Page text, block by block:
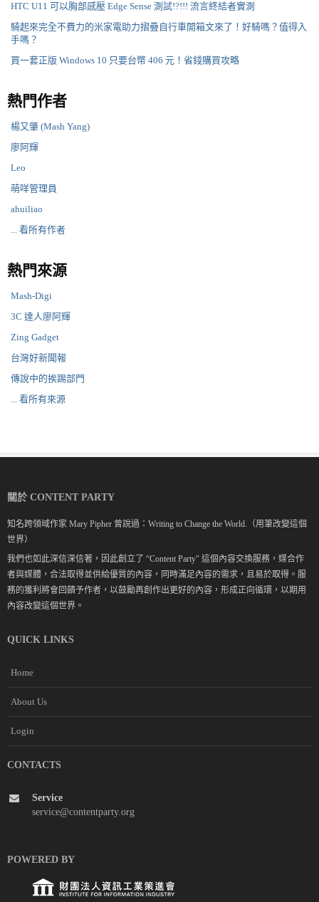
HTC U11 可以胸部感壓 Edge Sense 測試!?!!! 流言終結者實測
騎起來完全不費力的米家電助力摺疊自行車開箱文來了！好騎嗎？值得入
手嗎？
買一套正版 Windows 10 只要台幣 406 元！省錢購買攻略
熱門作者
楊又肇 (Mash Yang)
廖阿輝
Leo
萌咩管理員
ahuiliao
... 看所有作者
熱門來源
Mash-Digi
3C 達人廖阿輝
Zing Gadget
台灣好新聞報
傳說中的挨踢部門
... 看所有來源
關於 CONTENT PARTY
知名跨領域作家 Mary Pipher 曾說過：Writing to Change the World.（用筆改變這個
世界）
我們也如此深信深信著，因此創立了 “Content Party" 這個內容交換服務，媒合作
者與媒體，合法取得並供給優質的內容，同時滿足內容的需求，且易於取得。服
務的獲利將會回饋予作者，以鼓勵再創作出更好的內容，形成正向循環，以期用
內容改變這個世界。
QUICK LINKS
Home
About Us
Login
CONTACTS
Service
service@contentparty.org
POWERED BY